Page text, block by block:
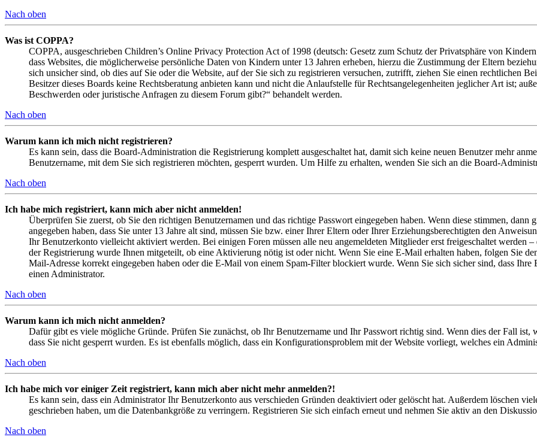
Nach oben
Was ist COPPA?
COPPA, ausgeschrieben Children’s Online Privacy Protection Act of 1998 (deutsch: Gesetz zum Schutz der Privatsphäre von
dass Websites, die möglicherweise persönliche Daten von Kindern unter 13 Jahren erheben, hierzu die Zustimmung der Eltern
sich unsicher sind, ob dies auf Sie oder die Website, auf der Sie sich zu registrieren versuchen, zutrifft, ziehen Sie einen rechtlichen
Besitzer dieses Boards keine Rechtsberatung anbieten kann und nicht die Anlaufstelle für Rechtsangelegenheiten jeglicher Art ist;
Beschwerden oder juristische Anfragen zu diesem Forum gibt?“ behandelt werden.
Nach oben
Warum kann ich mich nicht registrieren?
Es kann sein, dass die Board-Administration die Registrierung komplett ausgeschaltet hat, damit sich keine neuen Benutzer mehr
Benutzername, mit dem Sie sich registrieren möchten, gesperrt wurden. Um Hilfe zu erhalten, wenden Sie sich an die Board-
Nach oben
Ich habe mich registriert, kann mich aber nicht anmelden!
Überprüfen Sie zuerst, ob Sie den richtigen Benutzernamen und das richtige Passwort eingegeben haben. Wenn diese stimmen, dann
angegeben haben, dass Sie unter 13 Jahre alt sind, müssen Sie bzw. einer Ihrer Eltern oder Ihrer Erziehungsberechtigten den
Ihr Benutzerkonto vielleicht aktiviert werden. Bei einigen Foren müssen alle neu angemeldeten Mitglieder erst freigeschaltet werden
der Registrierung wurde Ihnen mitgeteilt, ob eine Aktivierung nötig ist oder nicht. Wenn Sie eine E-Mail erhalten haben, folgen Sie
Mail-Adresse korrekt eingegeben haben oder die E-Mail von einem Spam-Filter blockiert wurde. Wenn Sie sich sicher sind, dass
einen Administrator.
Nach oben
Warum kann ich mich nicht anmelden?
Dafür gibt es viele mögliche Gründe. Prüfen Sie zunächst, ob Ihr Benutzername und Ihr Passwort richtig sind. Wenn dies der Fall ist,
dass Sie nicht gesperrt wurden. Es ist ebenfalls möglich, dass ein Konfigurationsproblem mit der Website vorliegt, welches ein
Nach oben
Ich habe mich vor einiger Zeit registriert, kann mich aber nicht mehr anmelden?!
Es kann sein, dass ein Administrator Ihr Benutzerkonto aus verschieden Gründen deaktiviert oder gelöscht hat. Außerdem löschen
geschrieben haben, um die Datenbankgröße zu verringern. Registrieren Sie sich einfach erneut und nehmen Sie aktiv an den
Nach oben